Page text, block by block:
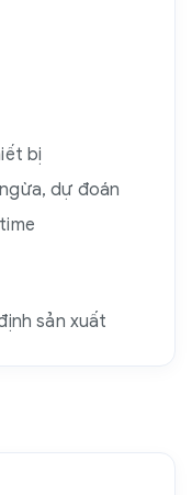
bị
dự đoán
sản xuất